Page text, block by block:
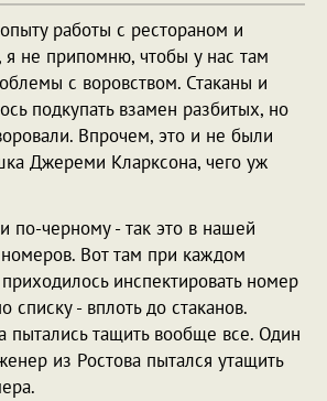
работы с рестораном и
не припомню, чтобы у нас там
с воровством. Стаканы и
подкупать взамен разбитых, но
Впрочем, это и не были
Джереми Кларксона, чего уж
по-черному - так это в нашей
Вот там при каждом
инспектировать номер
списку - вплоть до стаканов.
пытались тащить вообще все. Один
из Ростова пытался утащить